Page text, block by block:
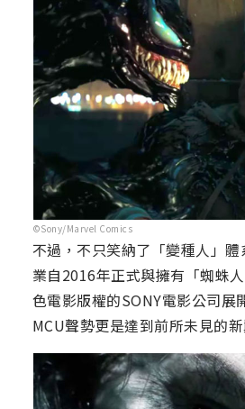
©Sony/Marvel Comics
不過，不只笑納了「變種人」
業自2016年正式與擁有「蜘蛛
色電影版權的SONY電影公司展
MCU聲勢更是達到前所未見的新